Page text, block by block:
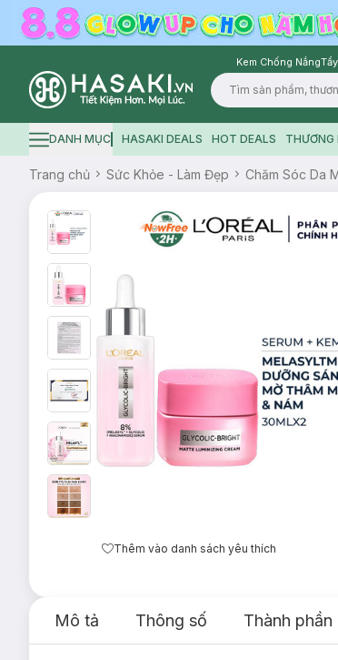
Kem Chống Nắng
Logo
Hamburger icon
DANH MỤC HASAKI DEALS HOT DEALS THƯƠNG
Trang chủ Sức Khỏe - Làm Đẹp Chăm Sóc Da
Thêm vào danh sách yêu thích
Mô tả Thông số Thành phần